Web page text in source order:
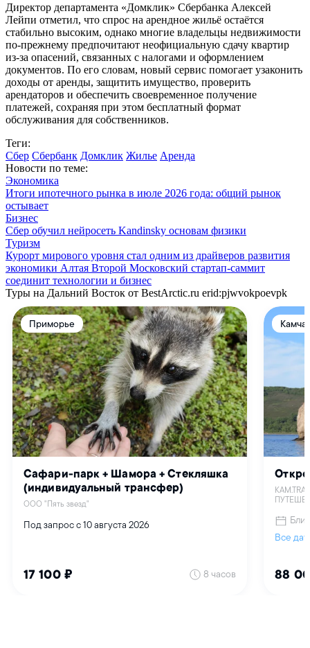
Директор департамента «Домклик» Сбербанка Алексей
Лейпи отметил, что спрос на арендное жильё остаётся
стабильно высоким, однако многие владельцы недвижимости
по-прежнему предпочитают неофициальную сдачу квартир
из-за опасений, связанных с налогами и оформлением
документов. По его словам, новый сервис помогает узаконить
доходы от аренды, защитить имущество, проверить
арендаторов и обеспечить своевременное получение
платежей, сохраняя при этом бесплатный формат
обслуживания для собственников.
Теги:
Сбер Сбербанк Домклик Жилье Аренда
Новости по теме:
Экономика
Итоги ипотечного рынка в июле 2026 года: общий рынок
остывает
Бизнес
Сбер обучил нейросеть Kandinsky основам физики
Туризм
Курорт мирового уровня стал одним из драйверов развития
экономики Алтая Второй Московский стартап-саммит
соединит технологии и бизнес
Туры на Дальний Восток от BestArctic.ru erid:pjwvokpoevpk